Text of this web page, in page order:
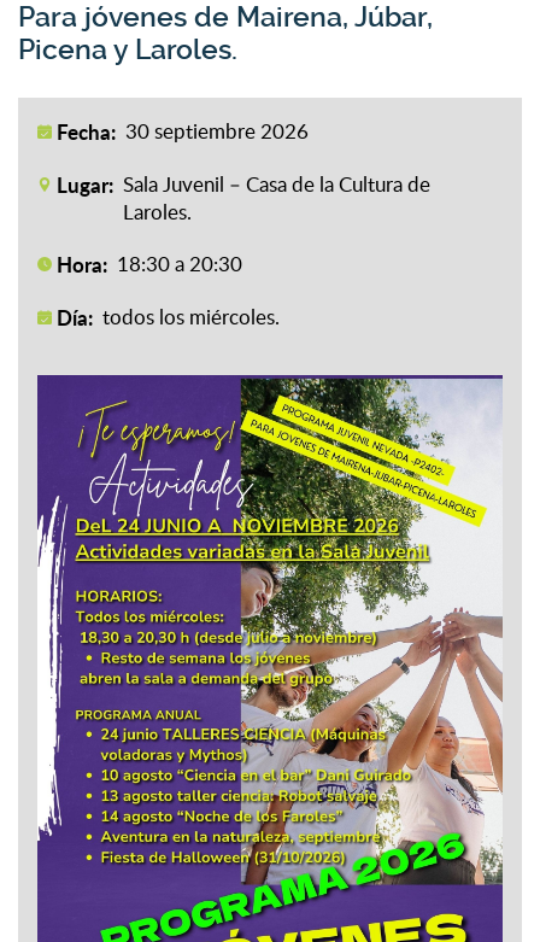
Para jóvenes de Mairena, Júbar,
Picena y Laroles.
Fecha: 30 septiembre 2026
Lugar: Sala Juvenil – Casa de la Cultura de
Laroles.
Hora: 18:30 a 20:30
Día: todos los miércoles.